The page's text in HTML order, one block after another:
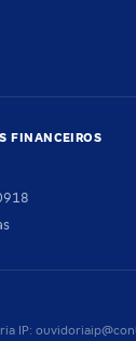
FINANCEIROS
IP: